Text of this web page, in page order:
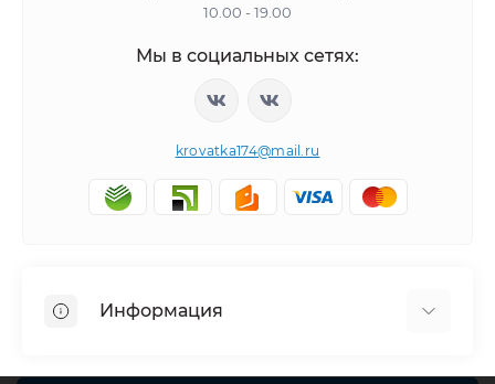
10.00 - 19.00
Мы в социальных сетях:
krovatka174@mail.ru
Информация